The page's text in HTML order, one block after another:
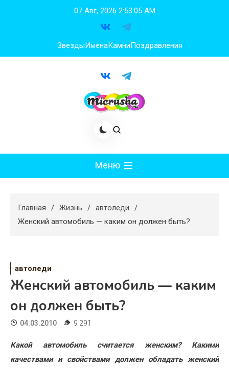
07 Авг, 2026 2:53:06 AM
ЗвездыИменаКамниПоздравления
Меню
Худеем
Свадьба
Жизнь
Хобби
Красота
Главная Жизнь
автоледи
Женский автомобиль — каким он должен быть?
автоледи
Женский автомобиль — каким
он должен быть?
04.03.2010 9 291
Какой автомобиль считается женским? Какими
качествами и свойствами должен обладать женский